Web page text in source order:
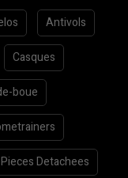
Antivols
Casques
boue
Pieces Detachees